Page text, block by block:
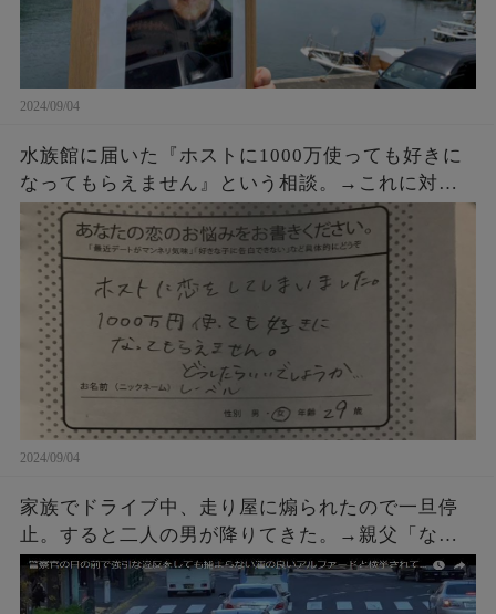
2024/09/04
水族館に届いた『ホストに1000万使っても好きに
なってもらえません』という相談。→これに対す
るクラゲ担当の飼育員からの回答が素晴らしすぎ
た・・・
2024/09/04
家族でドライブ中、走り屋に煽られたので一旦停
止。すると二人の男が降りてきた。→親父「なん
や、なんかあったんかい？」こちらも車を降りて
話しかけに行った結果ｗｗｗ